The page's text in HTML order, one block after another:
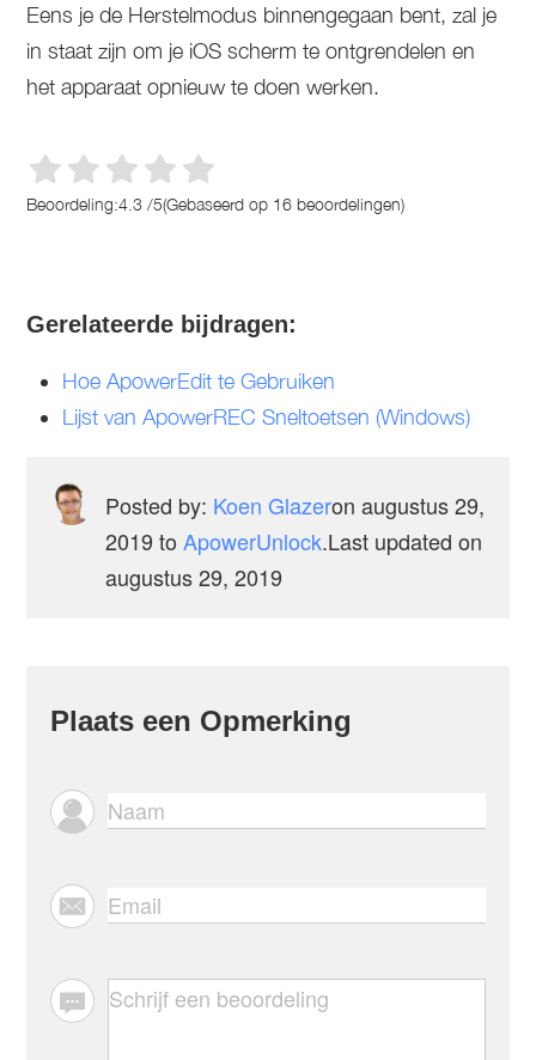
Eens je de Herstelmodus binnengegaan bent, zal je
in staat zijn om je iOS scherm te ontgrendelen en
het apparaat opnieuw te doen werken.
Beoordeling:4.3 /5(Gebaseerd op 16 beoordelingen)
Gerelateerde bijdragen:
Hoe ApowerEdit te Gebruiken
Lijst van ApowerREC Sneltoetsen (Windows)
Posted by: Koen Glazeronaugustus 29,
2019 to ApowerUnlock.Last updated on
augustus 29, 2019
Plaats een Opmerking